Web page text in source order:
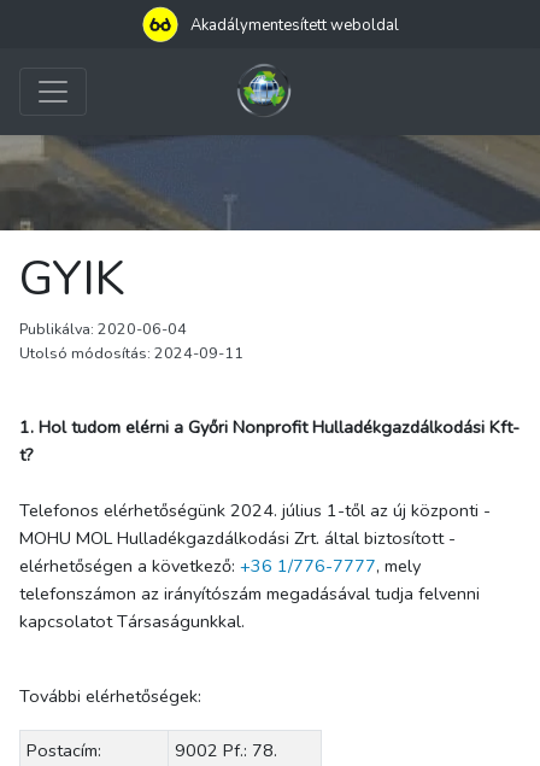
Akadálymentesített weboldal
GYIK
Publikálva: 2020-06-04
Utolsó módosítás: 2024-09-11
1. Hol tudom elérni a Győri Nonprofit Hulladékgazdálkodási Kft-
t?
Telefonos elérhetőségünk 2024. július 1-től az új központi -
MOHU MOL Hulladékgazdálkodási Zrt. által biztosított -
elérhetőségen a következő: +36 1/776-7777, mely
telefonszámon az irányítószám megadásával tudja felvenni
kapcsolatot Társaságunkkal.
További elérhetőségek:
Postacím:
9002 Pf.: 78.